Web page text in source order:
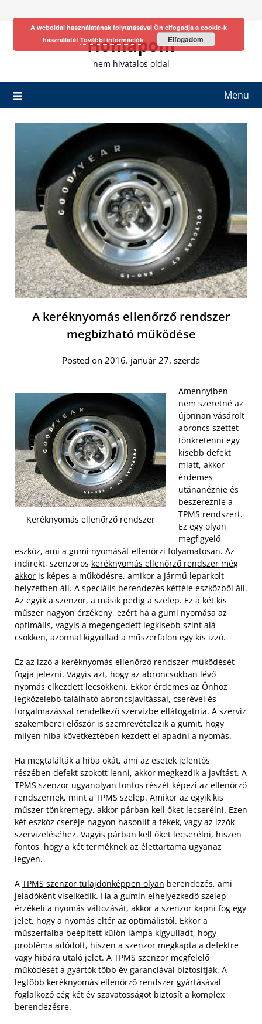
Honlapom
nem hivatalos oldal
Menu
A keréknyomás ellenőrző rendszer
megbízható működése
Posted on 2016. január 27. szerda
Keréknyomás ellenőrző rendszer
Amennyiben
nem szeretné az
újonnan vásárolt
abroncs szettet
tönkretenni egy
kisebb defekt
miatt, akkor
érdemes
utánanéznie és
beszereznie a
TPMS rendszert.
Ez egy olyan
megfigyelő
eszköz, ami a gumi nyomását ellenőrzi folyamatosan. Az
indirekt, szenzoros keréknyomás ellenőrző rendszer még
akkor is képes a működésre, amikor a jármű leparkolt
helyzetben áll. A speciális berendezés kétféle eszközből áll.
Az egyik a szenzor, a másik pedig a szelep. Ez a két kis
műszer nagyon érzékeny, ezért ha a gumi nyomása az
optimális, vagyis a megengedett legkisebb szint alá
csökken, azonnal kigyullad a műszerfalon egy kis izzó.
Ez az izzó a keréknyomás ellenőrző rendszer működését
fogja jelezni. Vagyis azt, hogy az abroncsokban lévő
nyomás elkezdett lecsökkeni. Ekkor érdemes az Önhöz
legközelebb található abroncsjavítással, cserével és
forgalmazással rendelkező szervizbe ellátogatnia. A szerviz
szakemberei először is szemrevételezik a gumit, hogy
milyen hiba következtében kezdett el apadni a nyomás.
Ha megtalálták a hiba okát, ami az esetek jelentős
részében defekt szokott lenni, akkor megkezdik a javítást. A
TPMS szenzor ugyanolyan fontos részét képezi az ellenőrző
rendszernek, mint a TPMS szelep. Amikor az egyik kis
műszer tönkremegy, akkor párban kell őket lecserélni. Ezen
két eszköz cseréje nagyon hasonlít a fékek, vagy az izzók
szervizeléséhez. Vagyis párban kell őket lecserélni, hiszen
fontos, hogy a két terméknek az élettartama ugyanaz
legyen.
A TPMS szenzor tulajdonképpen olyan berendezés, ami
jeladóként viselkedik. Ha a gumin elhelyezkedő szelep
érzékeli a nyomás változását, akkor a szenzor kapni fog egy
jelet, hogy a nyomás eltér az optimálistól. Ekkor a
műszerfalba beépített külön lámpa kigyulladt, hogy
probléma adódott, hiszen a szenzor megkapta a defektre
vagy hibára utaló jelet. A TPMS szenzor megfelelő
működését a gyártók több év garanciával biztosítják. A
legtöbb keréknyomás ellenőrző rendszer gyártásával
foglalkozó cég két év szavatosságot biztosít a komplex
berendezésre.
A weboldal használatának folytatásával Ön elfogadja a cookie-k
használatát További információk Elfogadom